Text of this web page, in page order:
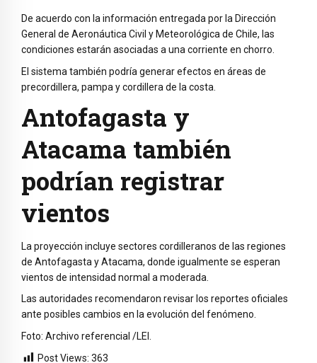
De acuerdo con la información entregada por la Dirección
General de Aeronáutica Civil y Meteorológica de Chile, las
condiciones estarán asociadas a una corriente en chorro.
El sistema también podría generar efectos en áreas de
precordillera, pampa y cordillera de la costa.
Antofagasta y
Atacama también
podrían registrar
vientos
La proyección incluye sectores cordilleranos de las regiones
de Antofagasta y Atacama, donde igualmente se esperan
vientos de intensidad normal a moderada.
Las autoridades recomendaron revisar los reportes oficiales
ante posibles cambios en la evolución del fenómeno.
Foto: Archivo referencial /LEI.
Post Views: 363